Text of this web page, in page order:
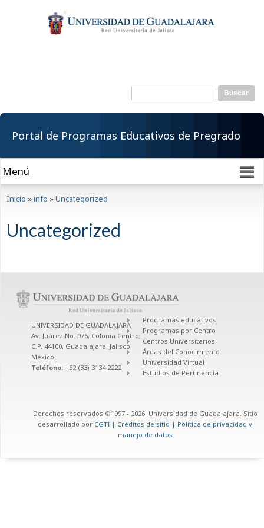
contenido
principal
Formulario de
Buscar
Portal de Programas Educativos de Pregrado
Inicio »info »Uncategorized
Uncategorized
UNIVERSIDAD DE GUADALAJARA
Av. Juárez No. 976, Colonia Centro,
C.P. 44100, Guadalajara, Jalisco,
México
Teléfono: +52 (33) 3134 2222
Programas educativos
Programas por Centro
Centros Universitarios
Áreas del Conocimiento
Universidad Virtual
Estudios de Pertinencia
Derechos reservados ©1997 - 2026. Universidad de Guadalajara. Sitio
desarrollado por CGTI | Créditos de sitio | Política de privacidad y
manejo de datos